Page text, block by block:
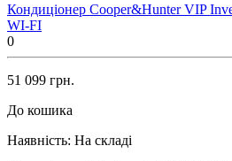
Кондиціонер Cooper&Hunter VIP
WI-FI
0
51 099 грн.
До кошика
Наявність: На складі